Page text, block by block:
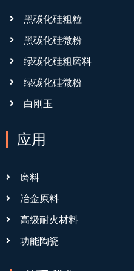
黑碳化硅粗粒
黑碳化硅微粉
绿碳化硅粗磨料
绿碳化硅微粉
白刚玉
应用
磨料
冶金原料
高级耐火材料
功能陶瓷